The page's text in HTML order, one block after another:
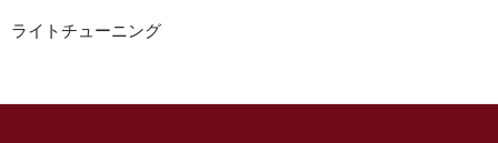
ライトチューニング